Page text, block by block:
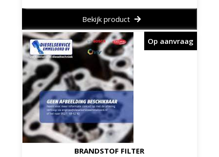
Bekijk product
BRANDSTOF FILTER
Op aanvraag